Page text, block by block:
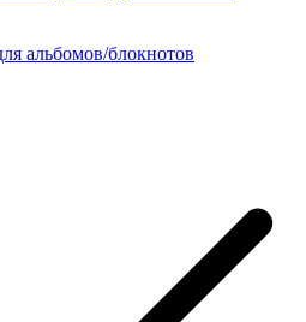
альбомов/блокнотов